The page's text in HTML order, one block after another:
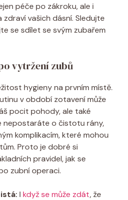
péče po zákroku, ale i
vašich dásní. Sledujte
se sdílet se svým zubařem
vytržení zubů
hygieny na prvním místě.
v období zotavení může
pocit pohody, ale také
nepostaráte o čistotu rány,
komplikacím, které mohou
Proto je dobré si
pravidel, jak se
zubní operaci.
I když se může zdát, že